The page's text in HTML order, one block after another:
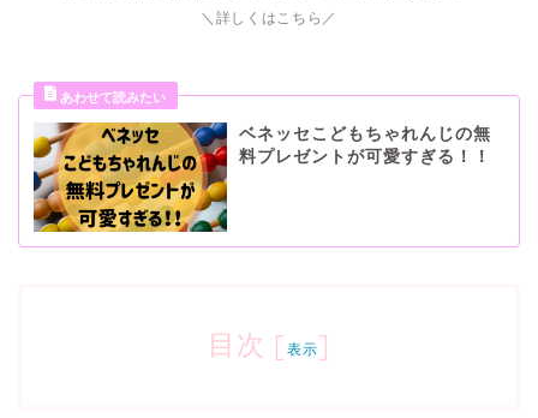
＼詳しくはこちら／
ベネッセこどもちゃれんじの無
料プレゼントが可愛すぎる！！
目次 [ 表示]